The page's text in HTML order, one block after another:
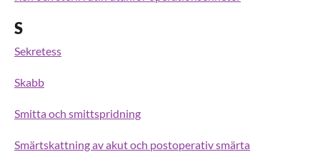
S
Sekretess
Skabb
Smitta och smittspridning
Smärtskattning av akut och postoperativ smärta